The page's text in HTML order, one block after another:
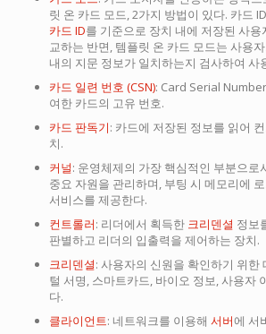
릿 온 카드 모드, 2가지 방법이 있다. 카드
카드 ID를 기준으로 장치 내에 저장된 사용
교하는 반면, 템플릿 온 카드 모드는 사용
내의 지문 정보가 일치하는지 검사하여 사
카드 일련 번호 (CSN): Card Serial
여한 카드의 고유 번호.
카드 판독기: 카드에 저장된 정보를 읽어
치.
커널: 운영체제의 가장 핵심적인 부분으로
중요 자원을 관리하며, 부팅 시 메모리에
서비스를 제공한다.
컨트롤러: 리더에서 획득한 크리덴셜 정보
판별하고 리더의 입출력을 제어하는 장치.
크리덴셜: 사용자의 신원을 확인하기 위한
털 서명, 스마트카드, 바이오 정보, 사용자
다.
클라이언트: 네트워크를 이용해 서버에 서